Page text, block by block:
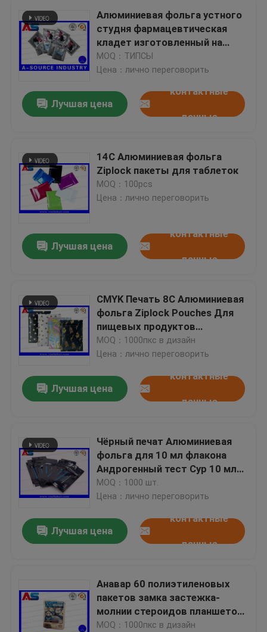
Алюминиевая фольга устного
студня фармацевтическая
кладет изготовленный на
заказ герметизировать в
мешки печатания логотипа 4
MOQ：ТИПСЫ
Цена：лично переговорить
Лучшая цена
контактные
данные
14C Алюминиевая фольга
Ziplock пакеты для таблеток
MOQ：100pcs
Цена：лично переговорить
Лучшая цена
контактные
данные
CMYK Печать 8C Алюминиевая
фольга Ziplock Pouches Для
пищевых продуктов
Алюминиевая фольга
бумажные пакеты
MOQ：1000пкс в дизайн
Цена：лично переговорить
Лучшая цена
контактные
данные
Чёрный печат Алюминиевая
фольга для 10 мл флакона
Андрогенный тест Cyp 10 мл
бутылка
MOQ：1000 шт.
Цена：лично переговорить
Лучшая цена
контактные
данные
Анавар 60 полиэтиленовых
пакетов замка застежка-
молнии стероидов планшетов
устной напечатанных
MOQ：1000пкс в дизайн